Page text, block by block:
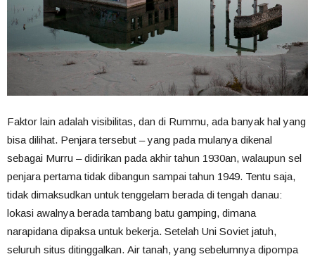
Faktor lain adalah visibilitas, dan di Rummu, ada banyak hal yang
bisa dilihat. Penjara tersebut – yang pada mulanya dikenal
sebagai Murru – didirikan pada akhir tahun 1930an, walaupun sel
penjara pertama tidak dibangun sampai tahun 1949. Tentu saja,
tidak dimaksudkan untuk tenggelam berada di tengah danau:
lokasi awalnya berada tambang batu gamping, dimana
narapidana dipaksa untuk bekerja. Setelah Uni Soviet jatuh,
seluruh situs ditinggalkan. Air tanah, yang sebelumnya dipompa